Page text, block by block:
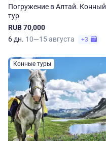
Погружение в Алтай. Конный
тур
RUB 70,000
6 дн. 10—15 августа +3
Конные туры